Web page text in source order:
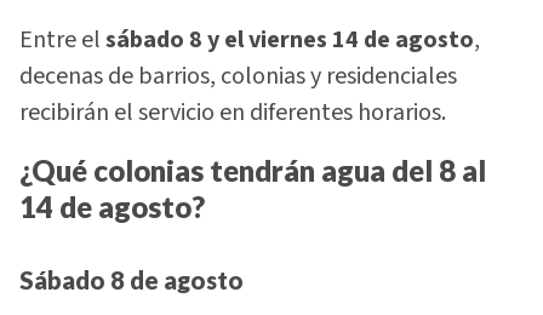
Entre elsábado 8 y el viernes 14 de agosto,
decenas de barrios, colonias y residenciales
recibirán el servicio en diferentes horarios.
¿Qué colonias tendrán agua del 8 al
14 de agosto?
Sábado 8 de agosto